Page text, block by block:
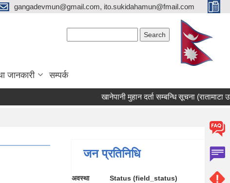
gangadevmun@gmail.com, ito.sukidahamun@fmail.com
जानकारी सम्पर्क
खानेपानी मुहान दर्ता सम्बन्धि सूचना (रातामाटा
जन प्रतिनिधि
अवस्था Status (field_status)